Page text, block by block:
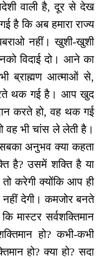
वाली है, दूर से देख
है कि अब हमारा राज्य
नहीं। खुशी-खुशी
विदाई दो। आने का
ब्राह्मण आत्माओं से,
थक गई है। आप खुद
करते हो, वह थक गई
वह भी चांस ले लेती है।
अनुभव क्या कहता
है? उसमें शक्ति है या
करेगी क्योंकि आप ही
नहीं देगी। कमजोर बनते
मास्टर सर्वशक्तिमान
हो? कभी-कभी
हो? क्या हो? सदा